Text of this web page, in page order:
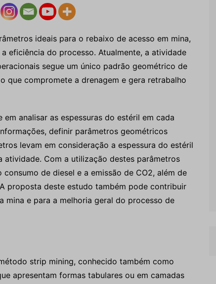
ideais para o rebaixo de acesso em mina,
eficiência do processo. Atualmente, a atividade
segue um único padrão geométrico de
que compromete a drenagem e gera retrabalho
analisar as espessuras do estéril em cada
definir parâmetros geométricos
levam em consideração a espessura do estéril
Com a utilização destes parâmetros
de diesel e a emissão de CO2, além de
proposta deste estudo também pode contribuir
mina e para a melhoria geral do processo de
strip mining, conhecido também como
apresentam formas tabulares ou em camadas